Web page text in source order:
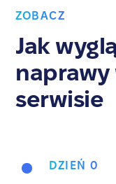
ZOBACZ
Jak
naprawy
serwisie
DZIEŃ 0